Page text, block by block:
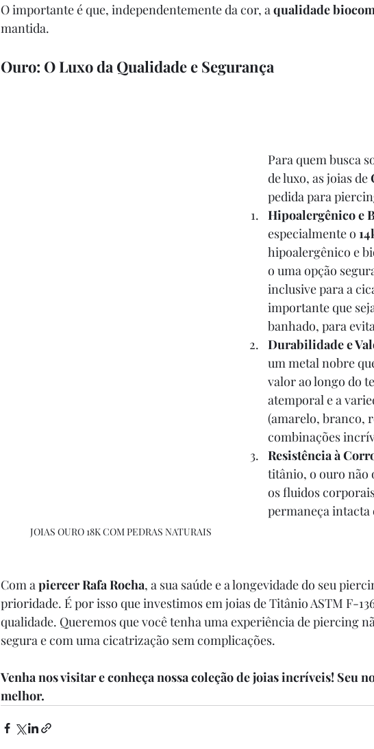
O importante é que, independentemente da cor, a qualidade
mantida.
Ouro: O Luxo da Qualidade e Segurança
JOIAS OURO 18K COM PEDRAS NATURAIS
Para quem busca
de luxo, as joias de
pedida para
Hipoalergênico e
especialmente o
hipoalergênico e
o uma opção
inclusive para a
importante que
banhado, para
Durabilidade e
um metal nobre
valor ao longo do
atemporal e a
(amarelo, branco,
combinações
Resistência à
titânio, o ouro não
os fluidos
permaneça intacta
Com a piercer Rafa Rocha, a sua saúde e a longevidade do seu
prioridade. É por isso que investimos em joias de Titânio ASTM F-
qualidade. Queremos que você tenha uma experiência de piercing
segura e com uma cicatrização sem complicações.
Venha nos visitar e conheça nossa coleção de joias incríveis! Seu
melhor.